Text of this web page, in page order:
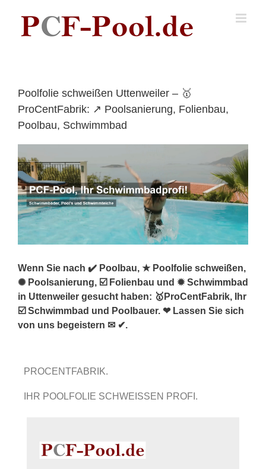
content
Poolfolie schweißen Uttenweiler – 🥇
ProCentFabrik: ↗️ Poolsanierung, Folienbau,
Poolbau, Schwimmbad
Wenn Sie nach ✔️ Poolbau, ★ Poolfolie schweißen,
✺ Poolsanierung, ☑️ Folienbau und ✹ Schwimmbad
in Uttenweiler gesucht haben: 🥇ProCentFabrik, Ihr
☑️ Schwimmbad und Poolbauer. ❤ Lassen Sie sich
von uns begeistern ✉ ✔.
PROCENTFABRIK.
IHR POOLFOLIE SCHWEISSEN PROFI.